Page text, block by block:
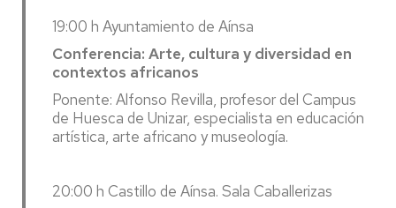
19:00 h Ayuntamiento de Aínsa
Conferencia: Arte, cultura y diversidad en
contextos africanos
Ponente: Alfonso Revilla, profesor del Campus
de Huesca de Unizar, especialista en educación
artística, arte africano y museología.
20:00 h Castillo de Aínsa. Sala Caballerizas